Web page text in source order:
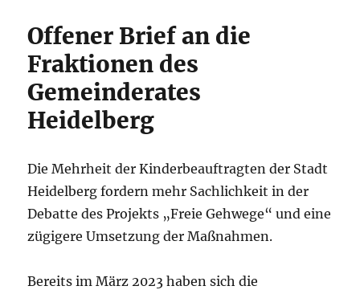
Offener Brief an die
Fraktionen des
Gemeinderates
Heidelberg
Die Mehrheit der Kinderbeauftragten der Stadt
Heidelberg fordern mehr Sachlichkeit in der
Debatte des Projekts „Freie Gehwege“ und eine
zügigere Umsetzung der Maßnahmen.
Bereits im März 2023 haben sich die